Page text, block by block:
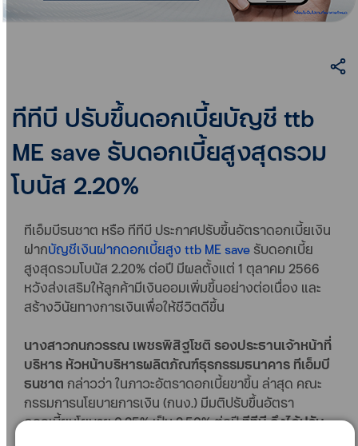
ทีทีบี ปรับขึ้นดอกเบี้ยบัญชี ttb
ME save รับดอกเบี้ยสูงสุดรวม
โบนัส 2.20%
ทีเอ็มบีธนชาต หรือ ทีทีบี ประกาศปรับขึ้นอัตราดอกเบี้ยเงิน
ฝากบัญชีเงินฝากดอกเบี้ยสูง ttb ME save รับดอกเบี้ย
สูงสุดรวมโบนัส 2.20% ต่อปี มีผลตั้งแต่ 1 ตุลาคม 2566
หวังส่งเสริมให้ลูกค้ามีเงินออมเพิ่มขึ้นอย่างต่อเนื่อง และ
สร้างวินัยทางการเงินเพื่อให้ชีวิตดีขึ้น
นางสาวกนกวรรณ เพชรพิสิฐโชติ รองประธานเจ้าหน้าที่
บริหาร หัวหน้าบริหารผลิตภัณฑ์ธุรกรรมธนาคาร ทีเอ็มบี
ธนชาต กล่าวว่า ในภาวะอัตราดอกเบี้ยขาขึ้น ล่าสุด คณะ
กรรมการนโยบายการเงิน (กนง.) มีมติปรับขึ้นอัตรา
ดอกเบี้ยนโยบาย 0.25% เป็น 2.50% ต่อปีทีทีบี จึงได้ปรับ